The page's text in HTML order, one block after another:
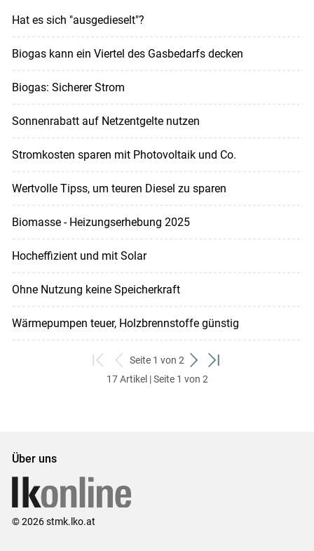
Hat es sich "ausgedieselt"?
Biogas kann ein Viertel des Gasbedarfs decken
Biogas: Sicherer Strom
Sonnenrabatt auf Netzentgelte nutzen
Stromkosten sparen mit Photovoltaik und Co.
Wertvolle Tipss, um teuren Diesel zu sparen
Biomasse - Heizungserhebung 2025
Hocheffizient und mit Solar
Ohne Nutzung keine Speicherkraft
Wärmepumpen teuer, Holzbrennstoffe günstig
zum
ersten
zurück
zum
Seite 1 von 2
weiter
zum
zum
17 Artikel | Seite 1 von 2
Über uns
© 2026 stmk.lko.at